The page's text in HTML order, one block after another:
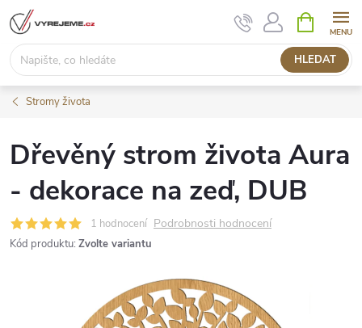
Přejít
na
obsah
HLEDAT
NÁKUPNÍ
KOŠÍK
Stromy života
Dřevěný strom života Aura
- dekorace na zeď, DUB
1 hodnocení Podrobnosti hodnocení
Kód produktu: Zvolte variantu